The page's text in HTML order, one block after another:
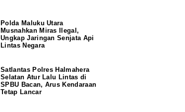
Polda Maluku Utara
Musnahkan Miras Ilegal,
Ungkap Jaringan Senjata Api
Lintas Negara
Satlantas Polres Halmahera
Selatan Atur Lalu Lintas di
SPBU Bacan, Arus Kendaraan
Tetap Lancar